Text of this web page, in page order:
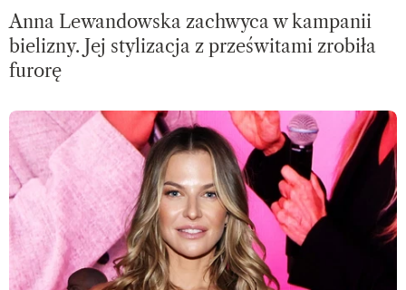
Anna Lewandowska zachwyca w kampanii
bielizny. Jej stylizacja z prześwitami zrobiła
furorę